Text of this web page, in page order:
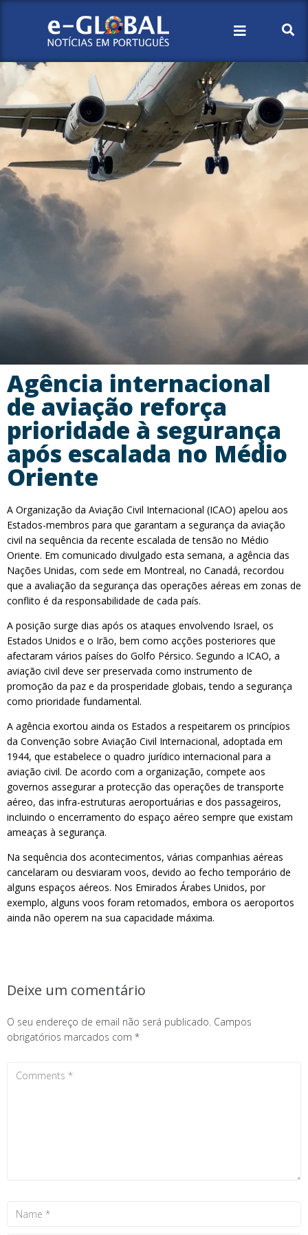
Agência internacional
de aviação reforça
prioridade à segurança
após escalada no Médio
Oriente
A Organização da Aviação Civil Internacional (ICAO) apelou aos
Estados-membros para que garantam a segurança da aviação
civil na sequência da recente escalada de tensão no Médio
Oriente. Em comunicado divulgado esta semana, a agência das
Nações Unidas, com sede em Montreal, no Canadá, recordou
que a avaliação da segurança das operações aéreas em zonas de
conflito é da responsabilidade de cada país.
A posição surge dias após os ataques envolvendo Israel, os
Estados Unidos e o Irão, bem como acções posteriores que
afectaram vários países do Golfo Pérsico. Segundo a ICAO, a
aviação civil deve ser preservada como instrumento de
promoção da paz e da prosperidade globais, tendo a segurança
como prioridade fundamental.
A agência exortou ainda os Estados a respeitarem os princípios
da Convenção sobre Aviação Civil Internacional, adoptada em
1944, que estabelece o quadro jurídico internacional para a
aviação civil. De acordo com a organização, compete aos
governos assegurar a protecção das operações de transporte
aéreo, das infra-estruturas aeroportuárias e dos passageiros,
incluindo o encerramento do espaço aéreo sempre que existam
ameaças à segurança.
Na sequência dos acontecimentos, várias companhias aéreas
cancelaram ou desviaram voos, devido ao fecho temporário de
alguns espaços aéreos. Nos Emirados Árabes Unidos, por
exemplo, alguns voos foram retomados, embora os aeroportos
ainda não operem na sua capacidade máxima.
Deixe um comentário
O seu endereço de email não será publicado. Campos
obrigatórios marcados com *